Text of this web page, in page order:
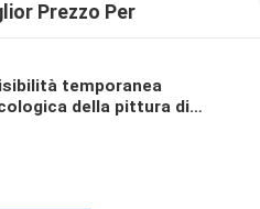
Prezzo Per
temporanea
della pittura di